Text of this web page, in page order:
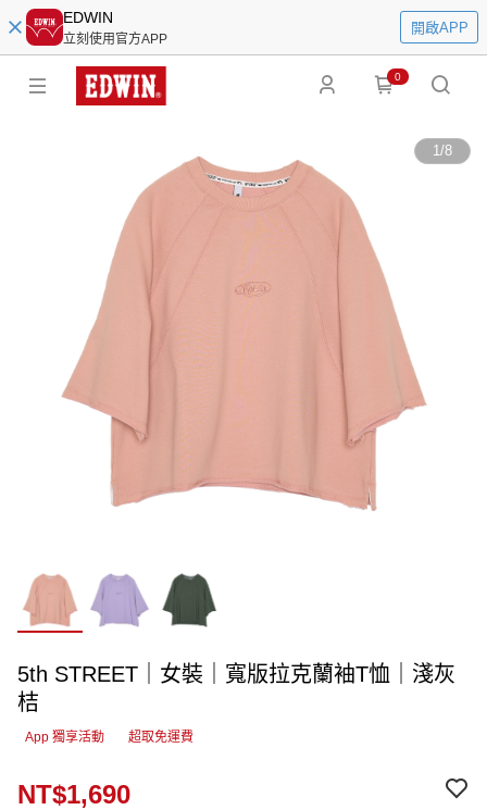
EDWIN
立刻使用官方APP
開啟APP
0
1/8
5th STREET｜女裝｜寬版拉克蘭袖T恤｜淺灰
桔
App 獨享活動 超取免運費
NT$1,690